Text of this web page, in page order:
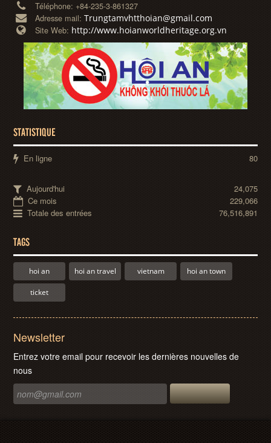
Téléphone:+84-235-3-861327
Adresse mail:Trungtamvhtthoian@gmail.com
Site Web: http://www.hoianworldheritage.org.vn
STATISTIQUE
En ligne 80
Aujourd'hui
24,075
Ce mois
229,066
Totale des entrées
76,516,891
TAGS
hoi an hoi an travel vietnam hoi an town
ticket
Newsletter
Entrez votre email pour recevoir les dernières nouvelles de
nous